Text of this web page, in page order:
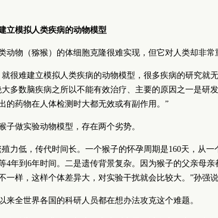
立模拟人类疾病的动物模型
动物（猕猴）的体细胞克隆很难实现，但它对人类却非常
很难建立模拟人类疾病的动物模型，很多疾病的研究就
多数脑疾病之所以不能有效治疗、主要的原因之一是研
的药物在人体检测时大都无效或有副作用。”
子做实验动物模型，存在两个劣势。
力低，传代时间长。一个猴子的怀孕周期是160天，从
4年到6年时间。二是遗传背景复杂。因为猴子的父亲母
一样，这样个体差异大，对实验干扰就会比较大。”孙强说
来全世界各国的科研人员都在想办法攻克这个难题。